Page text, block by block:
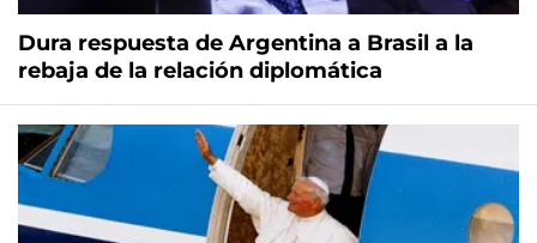
Dura respuesta de Argentina a Brasil a la
rebaja de la relación diplomática